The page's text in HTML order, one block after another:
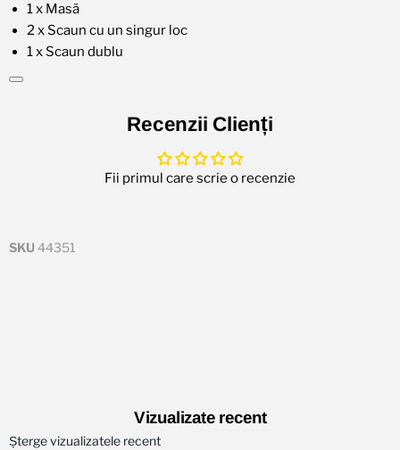
1 x Masă
2 x Scaun cu un singur loc
1 x Scaun dublu
Recenzii Clienți
Fii primul care scrie o recenzie
SKU 44351
Vizualizate recent
Șterge vizualizatele recent